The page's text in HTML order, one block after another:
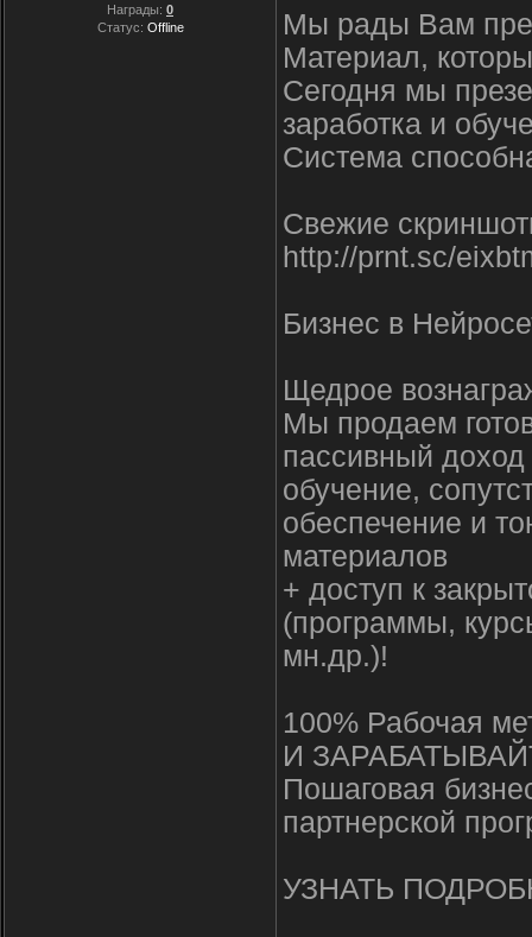
Награды: 0
Статус: Offline
Мы рады Вам
Материал,
Сегодня мы
заработка и
Система
Свежие
http://prnt.sc/
Бизнес в
Щедрое
Мы продаем
пассивный доход
обучение,
обеспечение и
материалов
+ доступ к
(программы,
мн.др.)!
100% Рабочая
И
Пошаговая
партнерской
УЗНАТЬ